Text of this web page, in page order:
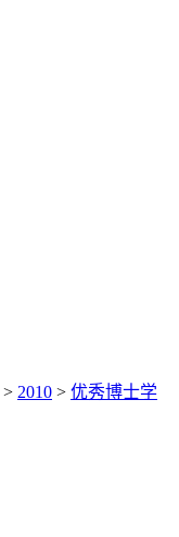
> 2010 > 优秀博士学